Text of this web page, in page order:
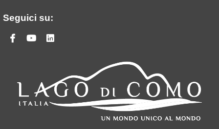
Seguici su:
Facebook
Youtube